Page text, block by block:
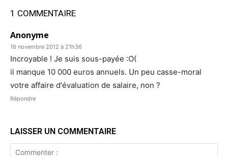
1 COMMENTAIRE
Anonyme
16 novembre 2012 à 21h36
Incroyable ! Je suis sous-payée :O(
il manque 10 000 euros annuels. Un peu casse-moral
votre affaire d'évaluation de salaire, non ?
Répondre
LAISSER UN COMMENTAIRE